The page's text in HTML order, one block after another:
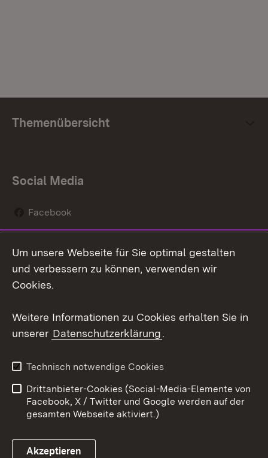
Themenübersicht
Social Media
Facebook
Social Wall
Youtube
Kontakt
Datenschutz
Barrierefreiheit
Impressum Cookies
Um unsere Webseite für Sie optimal gestalten
und verbessern zu können, verwenden wir
Cookies.
Weitere Informationen zu Cookies erhalten Sie in
unserer Datenschutzerklärung.
Technisch notwendige Cookies
Drittanbieter-Cookies (Social-Media-Elemente von
Facebook, X / Twitter und Google werden auf der
gesamten Webseite aktiviert.)
Akzeptieren